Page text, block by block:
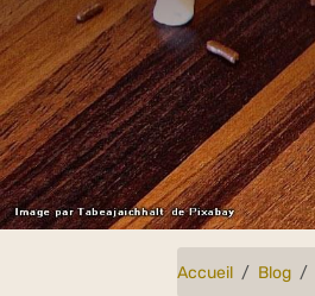
Accueil Blog